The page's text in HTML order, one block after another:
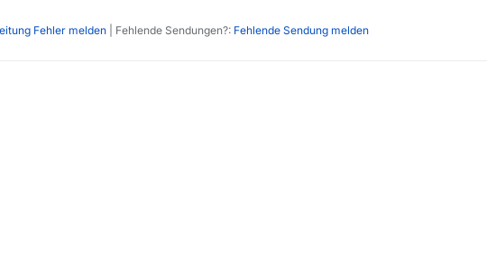
Fehler melden | Fehlende Sendungen?: Fehlende Sendung melden